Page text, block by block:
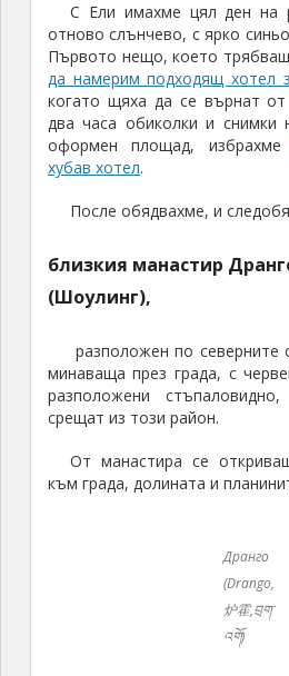
С Ели имахме цял ден на
отново слънчево, с ярко
Първото нещо, което
да намерим подходящ хотел
когато щяха да се върнат
два часа обиколки и снимки
оформен площад,
хубав хотел.
После обядвахме, и
близкия манастир
(Шоулинг),
разположен по северните
минаваща през града, с
разположени
срещат из този район.
От манастира се
към града, долината и
Дранго
(Drango,
炉霍,བྲག་
འགོ)